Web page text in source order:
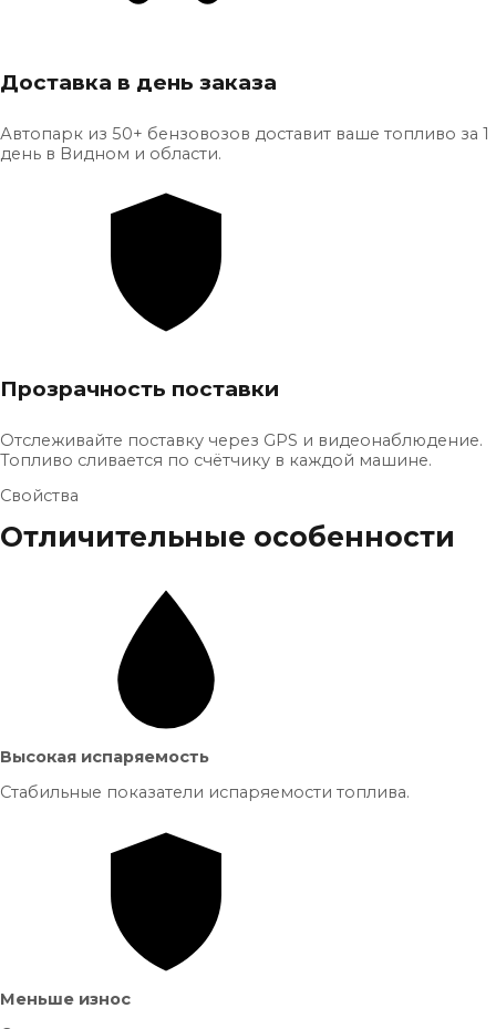
Доставка в день заказа
Автопарк из 50+ бензовозов доставит ваше топливо за 1
день в Видном и области.
Прозрачность поставки
Отслеживайте поставку через GPS и видеонаблюдение.
Топливо сливается по счётчику в каждой машине.
Свойства
Отличительные особенности
Высокая испаряемость
Стабильные показатели испаряемости топлива.
Меньше износ